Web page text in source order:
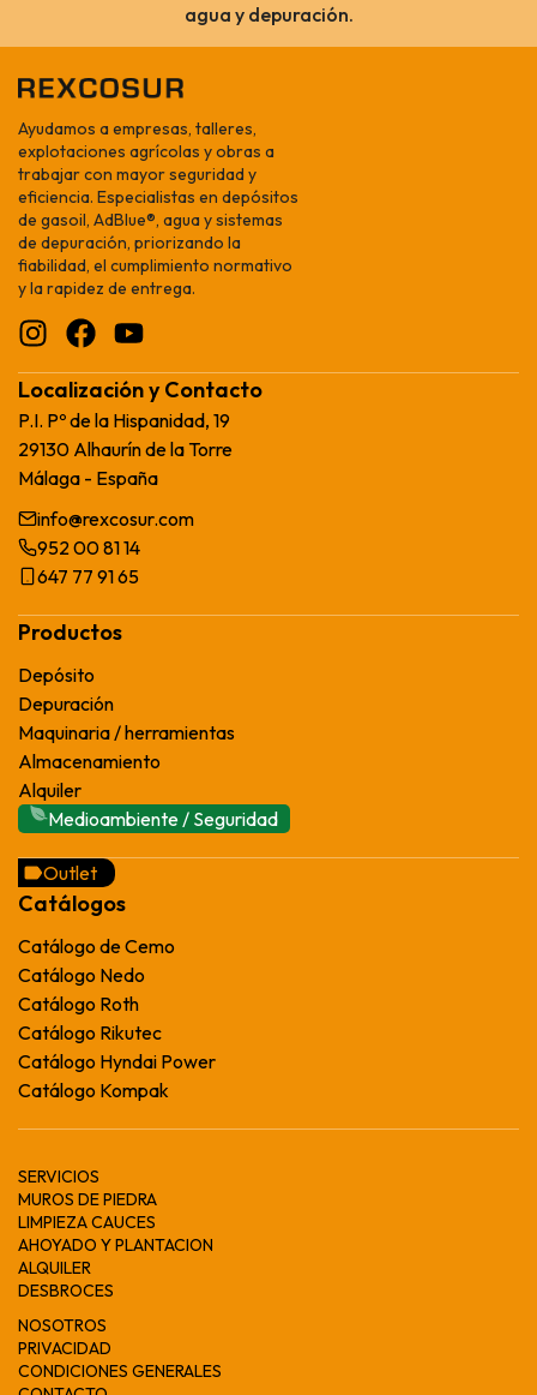
agua y depuración.
Ayudamos a empresas, talleres,
explotaciones agrícolas y obras a
trabajar con mayor seguridad y
eficiencia. Especialistas en depósitos
de gasoil, AdBlue®, agua y sistemas
de depuración, priorizando la
fiabilidad, el cumplimiento normativo
y la rapidez de entrega.
Localización y Contacto
P.I. Pº de la Hispanidad, 19
29130 Alhaurín de la Torre
Málaga - España
info@rexcosur.com
952 00 81 14
647 77 91 65
Productos
Depósito
Depuración
Maquinaria / herramientas
Almacenamiento
Alquiler
Medioambiente / Seguridad
Outlet
Catálogos
Catálogo de Cemo
Catálogo Nedo
Catálogo Roth
Catálogo Rikutec
Catálogo Hyndai Power
Catálogo Kompak
SERVICIOS
MUROS DE PIEDRA
LIMPIEZA CAUCES
AHOYADO Y PLANTACION
ALQUILER
DESBROCES
NOSOTROS
PRIVACIDAD
CONDICIONES GENERALES